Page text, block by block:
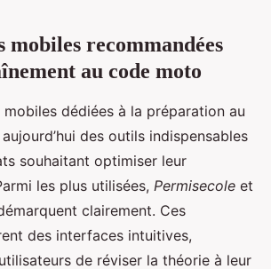
mobiles recommandées
au code moto
dédiées à la préparation au
des outils indispensables
souhaitant optimiser leur
les plus utilisées, Permisecole et
clairement. Ces
des interfaces intuitives,
de réviser la théorie à leur